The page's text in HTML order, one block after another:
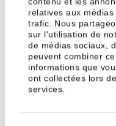
relatives aux
trafic. Nous
sur l'utilisation de
de médias sociaux,
peuvent combiner
informations que
ont collectées lors
services.
6 déc. 2024
frontaliers